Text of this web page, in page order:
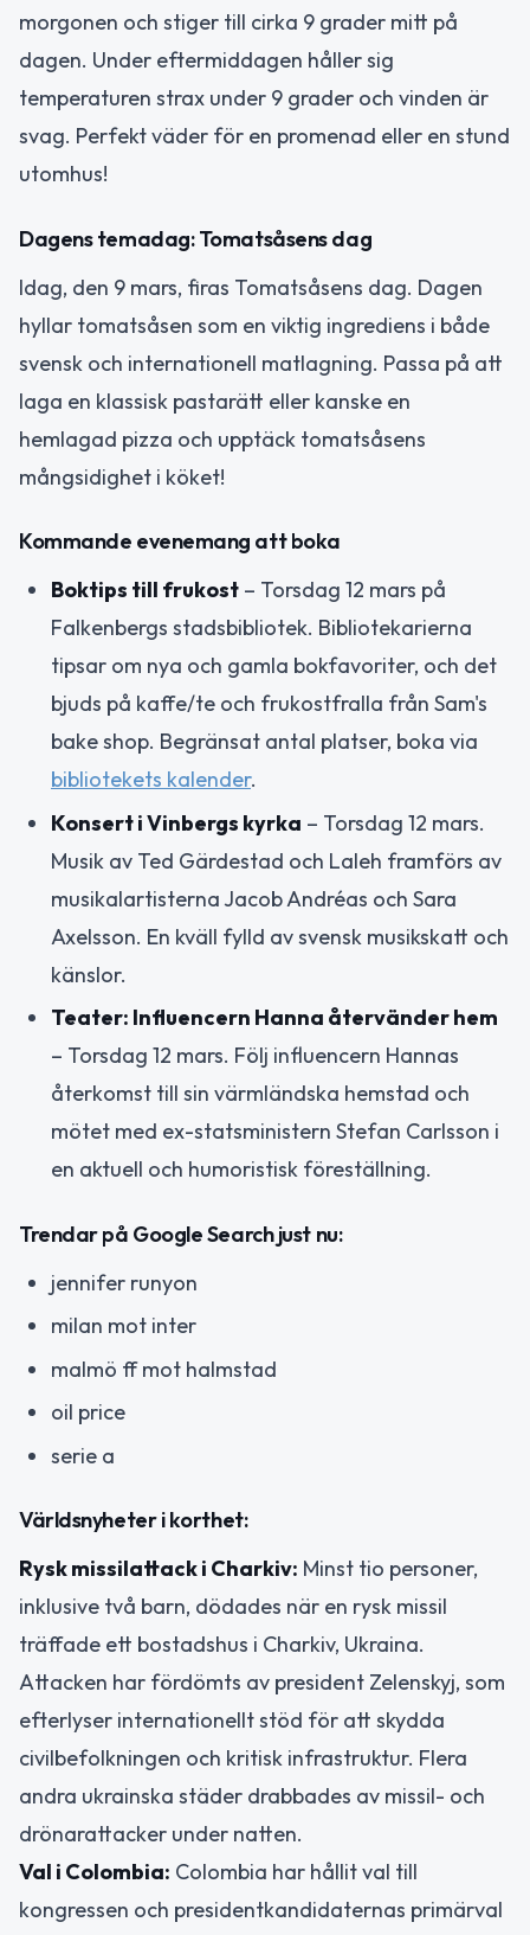
morgonen och stiger till cirka 9 grader mitt på
dagen. Under eftermiddagen håller sig
temperaturen strax under 9 grader och vinden är
svag. Perfekt väder för en promenad eller en stund
utomhus!
Dagens temadag: Tomatsåsens dag
Idag, den 9 mars, firas Tomatsåsens dag. Dagen
hyllar tomatsåsen som en viktig ingrediens i både
svensk och internationell matlagning. Passa på att
laga en klassisk pastarätt eller kanske en
hemlagad pizza och upptäck tomatsåsens
mångsidighet i köket!
Kommande evenemang att boka
Boktips till frukost – Torsdag 12 mars på
Falkenbergs stadsbibliotek. Bibliotekarierna
tipsar om nya och gamla bokfavoriter, och det
bjuds på kaffe/te och frukostfralla från Sam's
bake shop. Begränsat antal platser, boka via
bibliotekets kalender.
Konsert i Vinbergs kyrka – Torsdag 12 mars.
Musik av Ted Gärdestad och Laleh framförs av
musikalartisterna Jacob Andréas och Sara
Axelsson. En kväll fylld av svensk musikskatt och
känslor.
Teater: Influencern Hanna återvänder hem
– Torsdag 12 mars. Följ influencern Hannas
återkomst till sin värmländska hemstad och
mötet med ex-statsministern Stefan Carlsson i
en aktuell och humoristisk föreställning.
Trendar på Google Search just nu:
jennifer runyon
milan mot inter
malmö ff mot halmstad
oil price
serie a
Världsnyheter i korthet:
Rysk missilattack i Charkiv: Minst tio personer,
inklusive två barn, dödades när en rysk missil
träffade ett bostadshus i Charkiv, Ukraina.
Attacken har fördömts av president Zelenskyj, som
efterlyser internationellt stöd för att skydda
civilbefolkningen och kritisk infrastruktur. Flera
andra ukrainska städer drabbades av missil- och
drönarattacker under natten.
Val i Colombia: Colombia har hållit val till
kongressen och presidentkandidaternas primärval